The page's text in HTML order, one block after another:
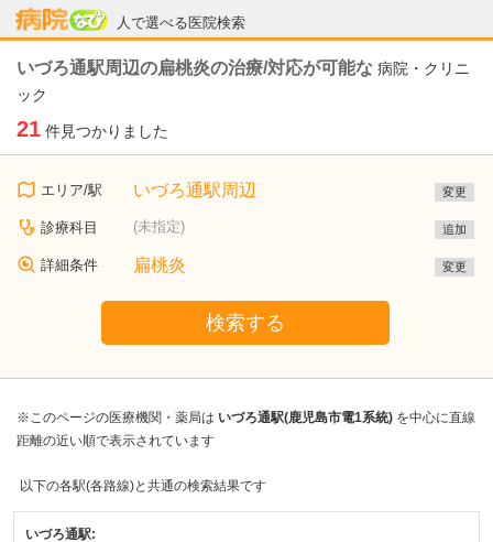
人で選べる医院検索
病院なび
いづろ通駅周辺の扁桃炎の治療/対応が可能な 病院・クリニ
ック
21 件見つかりました
エリア/駅 いづろ通駅周辺 変更
診療科目 (未指定) 追加
詳細条件 扁桃炎 変更
検索する
※このページの医療機関・薬局は いづろ通駅(鹿児島市電1系統) を中心に直線
距離の近い順で表示されています
以下の各駅(各路線)と共通の検索結果です
いづろ通駅: